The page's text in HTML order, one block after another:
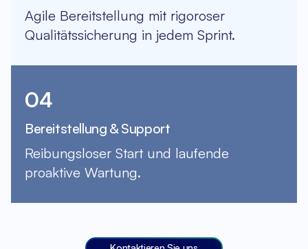
Agile Bereitstellung mit rigoroser
Qualitätssicherung in jedem Sprint.
04
Bereitstellung & Support
Reibungsloser Start und laufende
proaktive Wartung.